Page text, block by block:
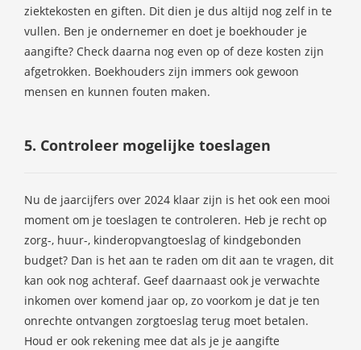
ziektekosten en giften. Dit dien je dus altijd nog zelf in te
vullen. Ben je ondernemer en doet je boekhouder je
aangifte? Check daarna nog even op of deze kosten zijn
afgetrokken. Boekhouders zijn immers ook gewoon
mensen en kunnen fouten maken.
5. Controleer mogelijke toeslagen
Nu de jaarcijfers over 2024 klaar zijn is het ook een mooi
moment om je toeslagen te controleren. Heb je recht op
zorg-, huur-, kinderopvangtoeslag of kindgebonden
budget? Dan is het aan te raden om dit aan te vragen, dit
kan ook nog achteraf. Geef daarnaast ook je verwachte
inkomen over komend jaar op, zo voorkom je dat je ten
onrechte ontvangen zorgtoeslag terug moet betalen.
Houd er ook rekening mee dat als je je aangifte